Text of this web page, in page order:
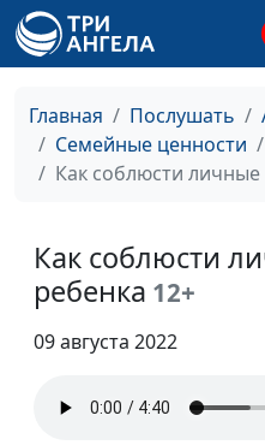
Главная Послушать
Семейные ценности
Как соблюсти
Как соблюсти
ребенка 12+
09 августа 2022
бунты: как
справиться
Эмоциональное
выгорание